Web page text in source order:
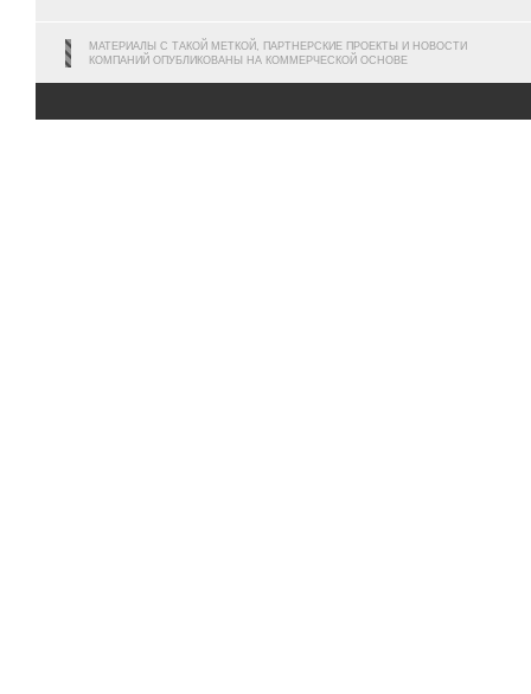
МАТЕРИАЛЫ С ТАКОЙ МЕТКОЙ, ПАРТНЕРСКИЕ ПРОЕКТЫ И НОВОСТИ
КОМПАНИЙ ОПУБЛИКОВАНЫ НА КОММЕРЧЕСКОЙ ОСНОВЕ